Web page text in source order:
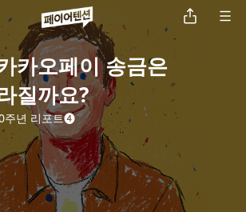
카오페이 송금은
질까요?
주년 리포트❹